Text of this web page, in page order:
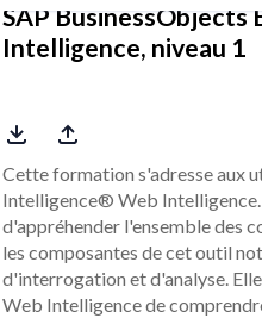
SAP BusinessObjects
Intelligence, niveau 1
Cette formation s'adresse aux
Intelligence® Web
d'appréhender l'ensemble des
les composantes de cet outil
d'interrogation et d'analyse.
Web Intelligence de